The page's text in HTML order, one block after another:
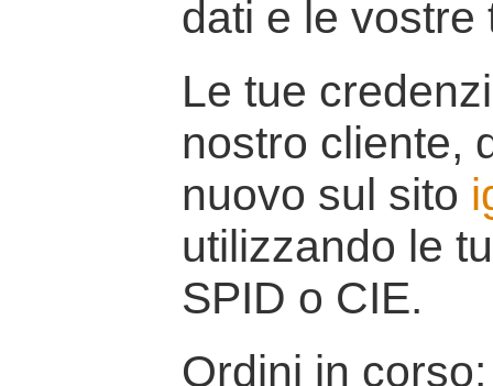
dati e le vostre
Le tue
nostro cliente,
nuovo sul sito
utilizzando le
SPID o CIE.
Ordini in